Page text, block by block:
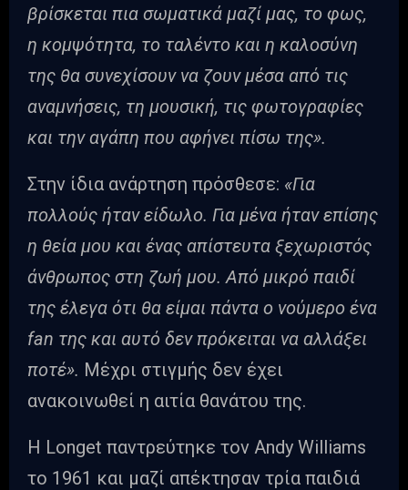
βρίσκεται πια σωματικά μαζί μας, το φως,
η κομψότητα, το ταλέντο και η καλοσύνη
της θα συνεχίσουν να ζουν μέσα από τις
αναμνήσεις, τη μουσική, τις φωτογραφίες
και την αγάπη που αφήνει πίσω της».
Στην ίδια ανάρτηση πρόσθεσε: «Για
πολλούς ήταν είδωλο. Για μένα ήταν επίσης
η θεία μου και ένας απίστευτα ξεχωριστός
άνθρωπος στη ζωή μου. Από μικρό παιδί
της έλεγα ότι θα είμαι πάντα ο νούμερο ένα
fan της και αυτό δεν πρόκειται να αλλάξει
ποτέ». Μέχρι στιγμής δεν έχει
ανακοινωθεί η αιτία θανάτου της.
Η Longet παντρεύτηκε τον Andy Williams
το 1961 και μαζί απέκτησαν τρία παιδιά